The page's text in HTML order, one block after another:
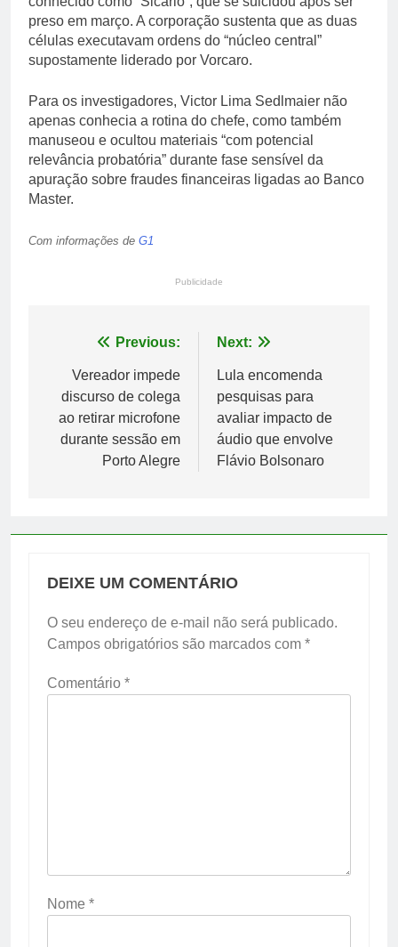
preso em março. A corporação sustenta que as duas
células executavam ordens do “núcleo central”
supostamente liderado por Vorcaro.
Para os investigadores, Victor Lima Sedlmaier não
apenas conhecia a rotina do chefe, como também
manuseou e ocultou materiais “com potencial
relevância probatória” durante fase sensível da
apuração sobre fraudes financeiras ligadas ao Banco
Master.
Com informações de G1
Publicidade
Navegação
Post
Previous:
Vereador impede
discurso de colega
ao retirar microfone
durante sessão em
Porto Alegre
Next:
Lula encomenda
pesquisas para
avaliar impacto de
áudio que envolve
Flávio Bolsonaro
DEIXE UM COMENTÁRIO
O seu endereço de e-mail não será publicado.
Campos obrigatórios são marcados com *
Comentário *
Nome *